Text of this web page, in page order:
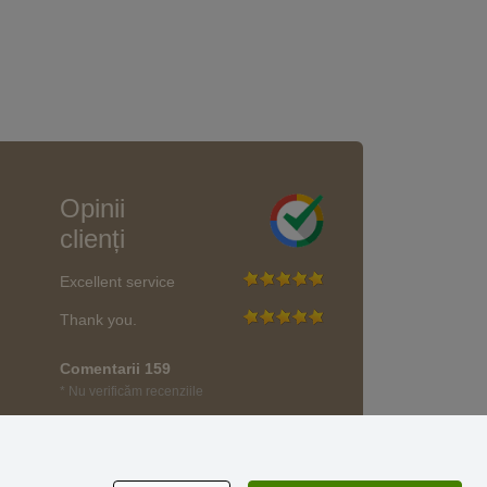
Opinii
clienți
Excellent service
Thank you.
Comentarii 159
* Nu verificăm recenziile